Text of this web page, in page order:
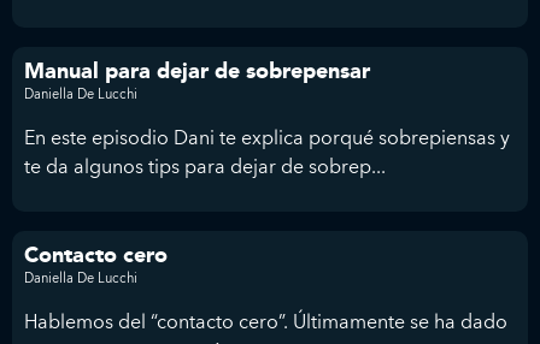
Manual para dejar de sobrepensar
Daniella De Lucchi
En este episodio Dani te explica porqué sobrepiensas y
te da algunos tips para dejar de sobrep...
Contacto cero
Daniella De Lucchi
Hablemos del “contacto cero”. Últimamente se ha dado